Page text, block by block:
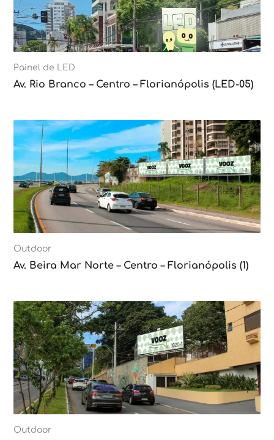
Painel de LED
Av. Rio Branco – Centro – Florianópolis (LED-05)
Outdoor
Av. Beira Mar Norte – Centro – Florianópolis (1)
Outdoor